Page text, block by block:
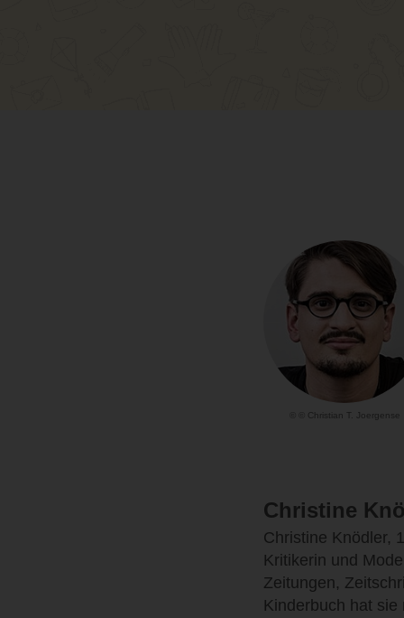
© © Christian T. Joergense
Christine
Christine Knödler,
Kritikerin und
Zeitungen,
Kinderbuch hat